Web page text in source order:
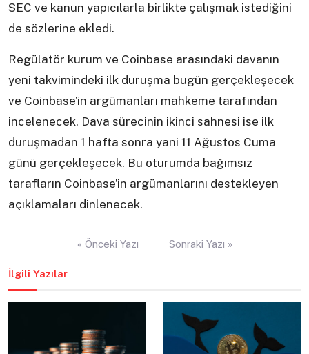
SEC ve kanun yapıcılarla birlikte çalışmak istediğini
de sözlerine ekledi.
Regülatör kurum ve Coinbase arasındaki davanın
yeni takvimindeki ilk duruşma bugün gerçekleşecek
ve Coinbase’in argümanları mahkeme tarafından
incelenecek. Dava sürecinin ikinci sahnesi ise ilk
duruşmadan 1 hafta sonra yani 11 Ağustos Cuma
günü gerçekleşecek. Bu oturumda bağımsız
tarafların Coinbase’in argümanlarını destekleyen
açıklamaları dinlenecek.
« Önceki Yazı Sonraki Yazı »
İlgili Yazılar